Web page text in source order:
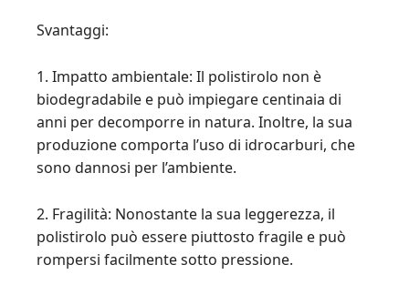
Svantaggi:
1. Impatto ambientale: Il polistirolo non è
biodegradabile e può impiegare centinaia di
anni per decomporre in natura. Inoltre, la sua
produzione comporta l’uso di idrocarburi, che
sono dannosi per l’ambiente.
2. Fragilità: Nonostante la sua leggerezza, il
polistirolo può essere piuttosto fragile e può
rompersi facilmente sotto pressione.